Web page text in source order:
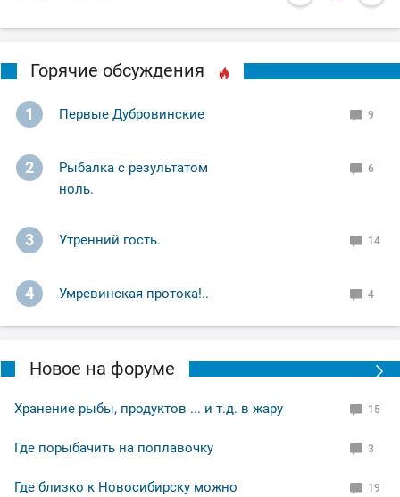
Горячие обсуждения
1 Первые Дубровинские 9
2
Рыбалка с результатом
ноль.
6
3 Утренний гость. 14
4 Умревинская протока!.. 4
Новое на форуме
Хранение рыбы, продуктов ... и т.д. в жару 15
Где порыбачить на поплавочку 3
Где близко к Новосибирску можно
19